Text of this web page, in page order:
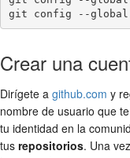
git config --global
Crear una
Dirígete a github.com y
nombre de usuario que
tu identidad en la
tus repositorios. Una